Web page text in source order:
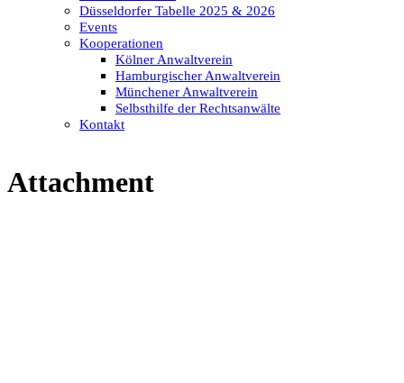
Düsseldorfer Tabelle 2025 & 2026
Events
Kooperationen
Kölner Anwaltverein
Hamburgischer Anwaltverein
Münchener Anwaltverein
Selbsthilfe der Rechtsanwälte
Kontakt
Attachment